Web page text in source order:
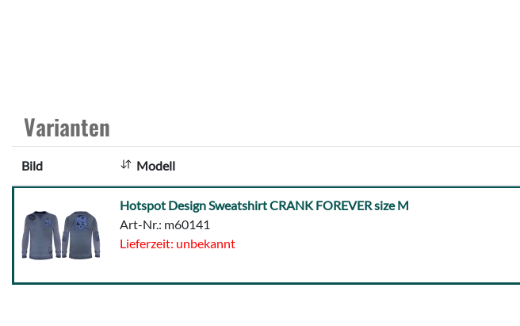
Varianten
Bild Modell
Design
Sweatshirt
CRANK
FOREVER
Hotspot Design Sweatshirt CRANK FOREVER size M
Art-Nr.: m60141
Lieferzeit: unbekannt